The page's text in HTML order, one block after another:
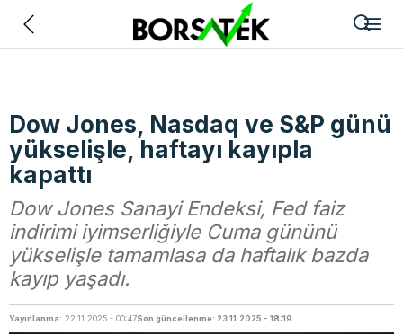
Dow Jones, Nasdaq ve S&P günü
yükselişle, haftayı kayıpla
kapattı
Dow Jones Sanayi Endeksi, Fed faiz
indirimi iyimserliğiyle Cuma gününü
yükselişle tamamlasa da haftalık bazda
kayıp yaşadı.
Yayınlanma: 22.11.2025 - 00:47Son güncellenme: 23.11.2025 - 18:19